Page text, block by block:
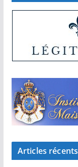
Articles récents